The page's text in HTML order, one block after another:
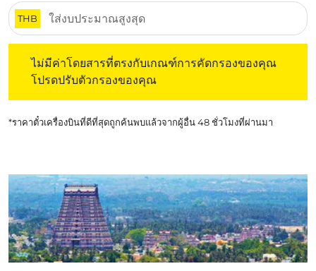
THB
ไม่มีค่าโดยสารที่ตรงกับเกณฑ์การคัดกรองของคุณ
โปรดปรับตัวกรองของคุณ
*ราคาตั๋วเครื่องบินที่ดีที่สุดถูกค้นพบแล้วจากผู้อื่น 48 ชั่วโมงที่ผ่านมา